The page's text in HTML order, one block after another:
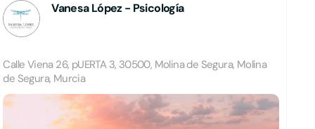
Vanesa López - Psicología
Calle Viena 26, pUERTA 3, 30500, Molina de Segura, Molina
de Segura, Murcia